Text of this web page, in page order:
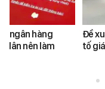
ngân hàng
dân nên làm
Đề
tố